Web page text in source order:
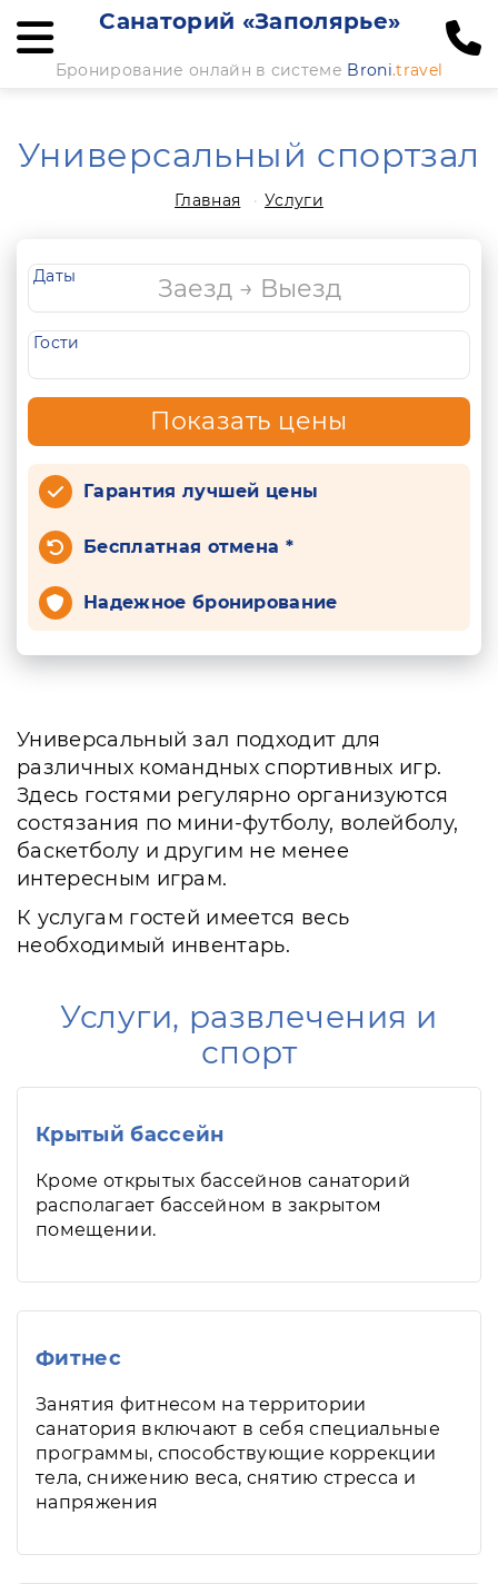
Санаторий «Заполярье»
Бронирование онлайн в системе Broni.travel
Универсальный спортзал
Главная Услуги
Даты
Гости
Показать цены
Гарантия лучшей цены
Бесплатная отмена *
Надежное бронирование
Универсальный зал подходит для
различных командных спортивных игр.
Здесь гостями регулярно организуются
состязания по мини-футболу, волейболу,
баскетболу и другим не менее
интересным играм.
К услугам гостей имеется весь
необходимый инвентарь.
Услуги, развлечения и
спорт
Крытый бассейн
Кроме открытых бассейнов санаторий
располагает бассейном в закрытом
помещении.
Фитнес
Занятия фитнесом на территории
санатория включают в себя специальные
программы, способствующие коррекции
тела, снижению веса, снятию стресса и
напряжения